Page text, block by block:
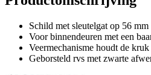
Schild met sleutelgat op 56 mm
Voor binnendeuren met een
Veermechanisme houdt de
Geborsteld rvs met zwarte